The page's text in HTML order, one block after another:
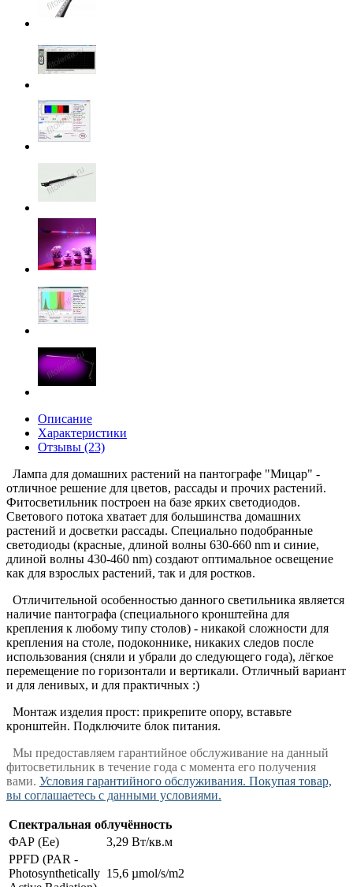
Описание
Характеристики
Отзывы (23)
Лампа для домашних растений на пантографе "Мицар" -
отличное решение для цветов, рассады и прочих растений.
Фитосветильник построен на базе ярких светодиодов.
Светового потока хватает для большинства домашних
растений и досветки рассады. Специально подобранные
светодиоды (красные, длиной волны 630-660 nm и синие,
длиной волны 430-460 nm) создают оптимальное освещение
как для взрослых растений, так и для ростков.
Отличительной особенностью данного светильника является
наличие пантографа (специального кронштейна для
крепления к любому типу столов) - никакой сложности для
крепления на столе, подоконнике, никаких следов после
использования (сняли и убрали до следующего года), лёгкое
перемещение по горизонтали и вертикали. Отличный вариант
и для ленивых, и для практичных :)
Монтаж изделия прост: прикрепите опору, вставьте
кронштейн. Подключите блок питания.
Мы предоставляем гарантийное обслуживание на данный
фитосветильник в течение года с момента его получения
вами. Условия гарантийного обслуживания. Покупая товар,
вы соглашаетесь с данными условиями.
Спектральная облучённость
ФАР (Ee)
3,29 Вт/кв.м
PPFD (PAR -
Photosynthetically 15,6 µmol/s/m2